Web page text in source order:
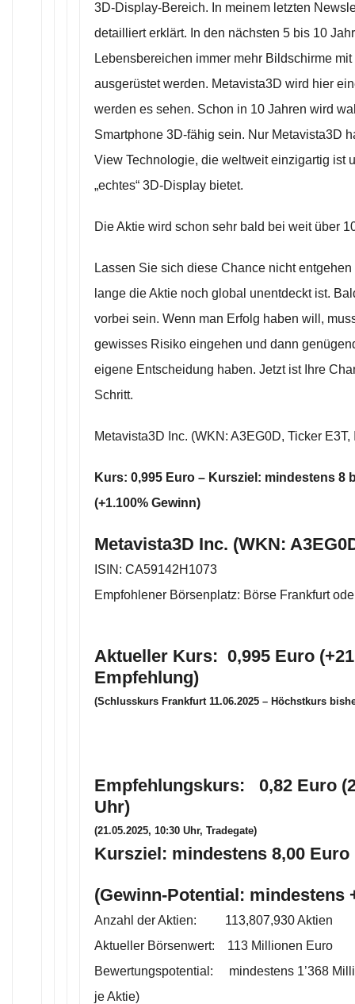
3D-Display-Bereich. In meinem letzten
detailliert erklärt. In den nächsten 5 bis 10
Lebensbereichen immer mehr Bildschirme
ausgerüstet werden. Metavista3D wird hier
werden es sehen. Schon in 10 Jahren wird
Smartphone 3D-fähig sein. Nur Metavista3D
View Technologie, die weltweit einzigartig ist
„echtes“ 3D-Display bietet.
Die Aktie wird schon sehr bald bei weit über
Lassen Sie sich diese Chance nicht
lange die Aktie noch global unentdeckt ist.
vorbei sein. Wenn man Erfolg haben will,
gewisses Risiko eingehen und dann
eigene Entscheidung haben. Jetzt ist Ihre
Schritt.
Metavista3D Inc. (WKN: A3EG0D, Ticker
Kurs: 0,995 Euro – Kursziel: mindestens 8
(+1.100% Gewinn)
Metavista3D Inc. (WKN:
ISIN: CA59142H1073
Empfohlener Börsenplatz: Börse Frankfurt
Aktueller Kurs: 0,995 Euro
Empfehlung)
(Schlusskurs Frankfurt 11.06.2025 – Höchstkurs
Empfehlungskurs: 0,82 Euro
Uhr)
(21.05.2025, 10:30 Uhr, Tradegate)
Kursziel: mindestens 8,00 Euro
(Gewinn-Potential: mindestens
Anzahl der Aktien: 113,807,930 Aktien
Aktueller Börsenwert: 113 Millionen Euro
Bewertungspotential: mindestens 1’368
je Aktie)